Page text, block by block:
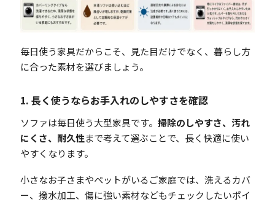
毎日使う家具だからこそ、見た目だけでなく、暮らし方
に合った素材を選びましょう。
1. 長く使うならお手入れのしやすさを確認
ソファは毎日使う大型家具です。 掃除のしやすさ、汚れ
にくさ、耐久性まで考えて選ぶことで、長く快適に使い
やすくなります。
小さなお子さまやペットがいるご家庭では、洗えるカバ
ー、撥水加工、傷に強い素材などもチェックしたいポイ